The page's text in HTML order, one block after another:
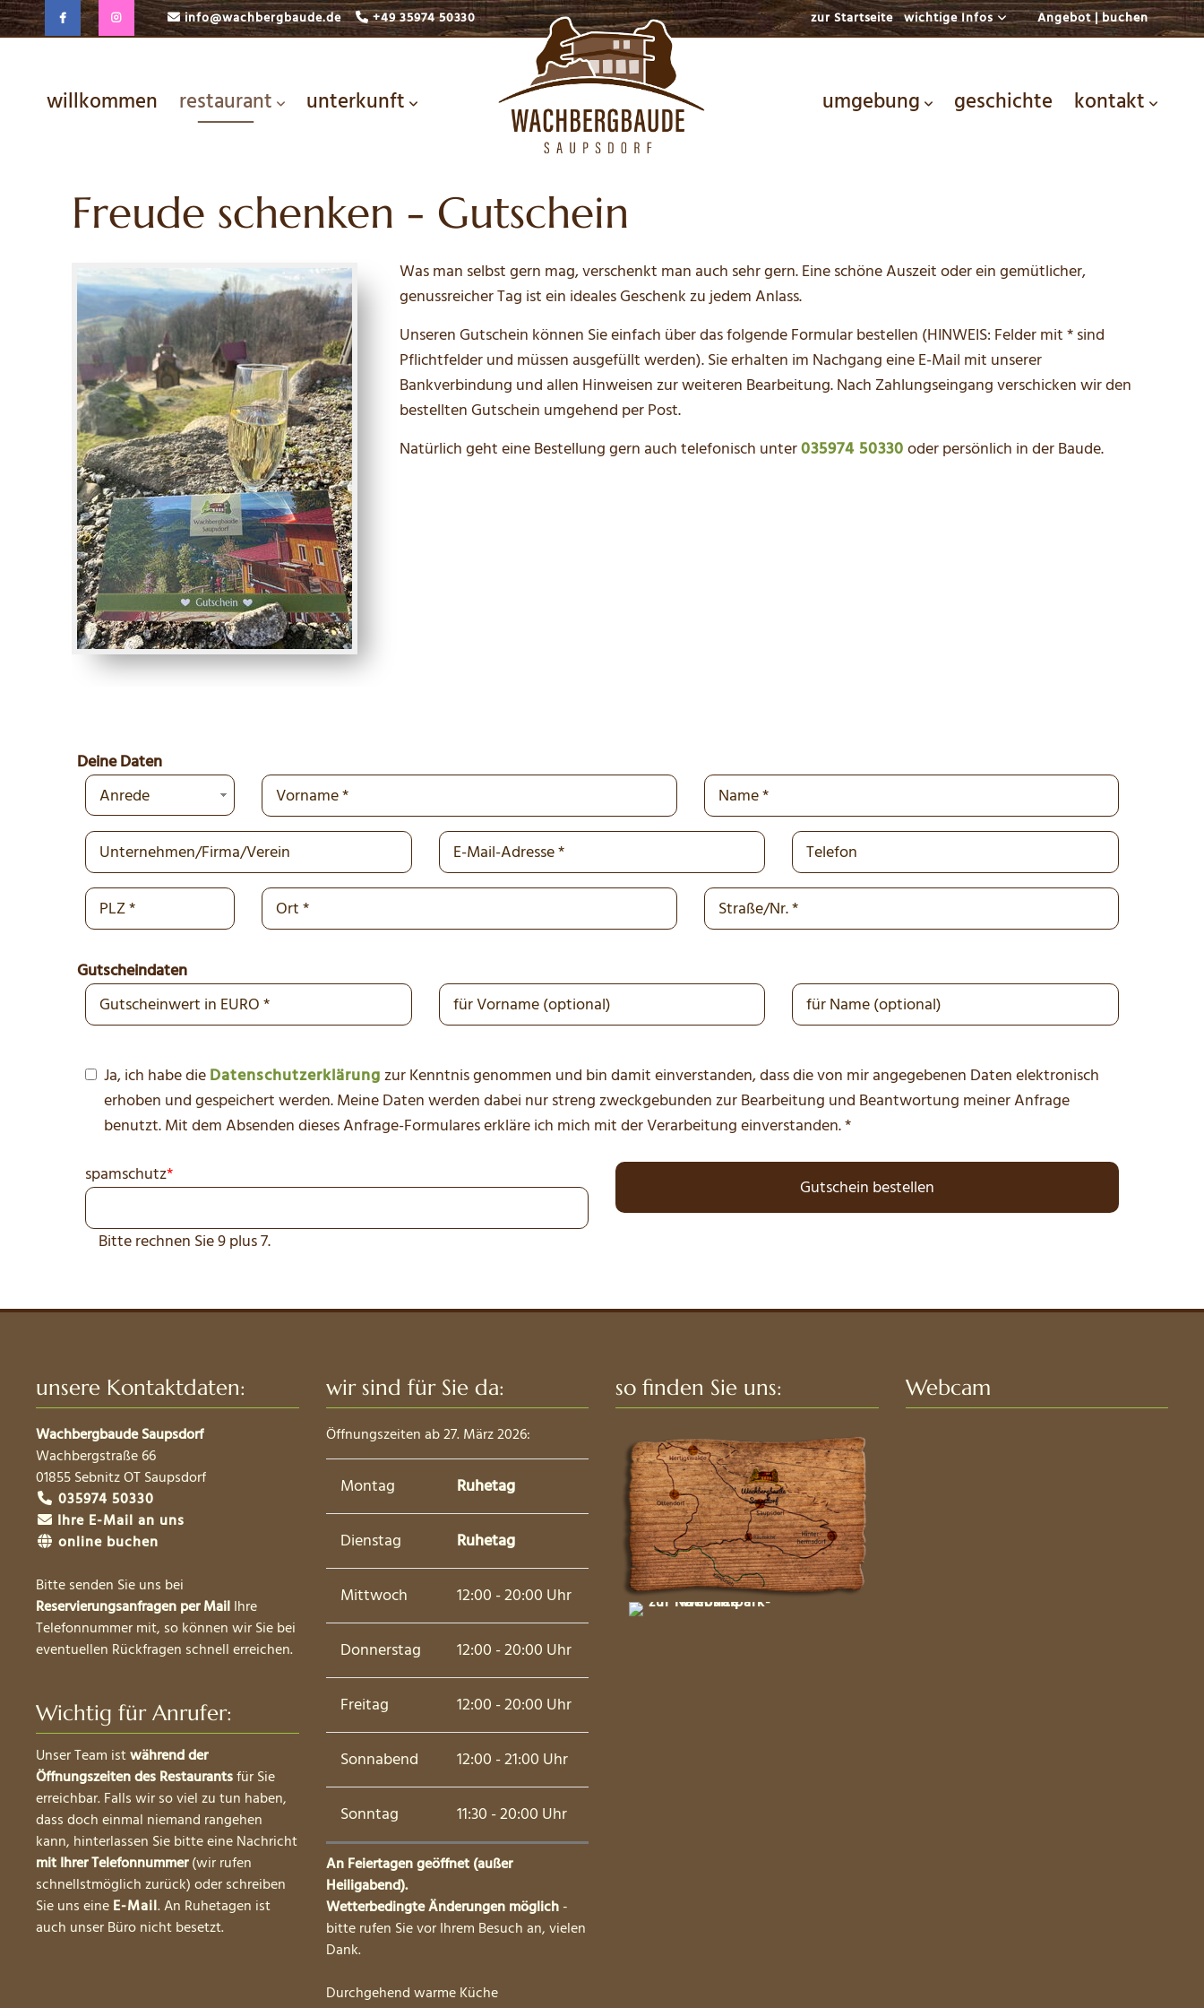
info@wachbergbaude.de +49 35974 50330 zur Startseite wichtige Infos Angebot | buchen
willkommen restaurant unterkunft umgebung geschichte kontakt
Freude schenken - Gutschein
Was man selbst gern mag, verschenkt man auch sehr gern. Eine schöne Auszeit oder ein gemütlicher,
genussreicher Tag ist ein ideales Geschenk zu jedem Anlass.
Unseren Gutschein können Sie einfach über das folgende Formular bestellen (HINWEIS: Felder mit * sind
Pflichtfelder und müssen ausgefüllt werden). Sie erhalten im Nachgang eine E-Mail mit unserer
Bankverbindung und allen Hinweisen zur weiteren Bearbeitung. Nach Zahlungseingang verschicken wir den
bestellten Gutschein umgehend per Post.
Natürlich geht eine Bestellung gern auch telefonisch unter035974 50330 oder persönlich in der Baude.
Deine Daten
Gutscheindaten
Ja, ich habe die Datenschutzerklärung zur Kenntnis genommen und bin damit einverstanden, dass die von mir angegebenen Daten elektronisch
erhoben und gespeichert werden. Meine Daten werden dabei nur streng zweckgebunden zur Bearbeitung und Beantwortung meiner Anfrage
benutzt. Mit dem Absenden dieses Anfrage-Formulares erkläre ich mich mit der Verarbeitung einverstanden. *
spamschutz*
Bitte rechnen Sie 9 plus 7.
Gutschein bestellen
unsere Kontaktdaten:
Wachbergbaude Saupsdorf
Wachbergstraße 66
01855 Sebnitz OT Saupsdorf
035974 50330
Ihre E-Mail an uns
online buchen
Bitte senden Sie uns bei
Reservierungsanfragen per Mail Ihre
Telefonnummer mit, so können wir Sie bei
eventuellen Rückfragen schnell erreichen.
Wichtig für Anrufer:
Unser Team istwährend der
Öffnungszeiten des Restaurantsfür Sie
erreichbar. Falls wir so viel zu tun haben,
dass doch einmal niemand rangehen
kann, hinterlassen Sie bitte eine Nachricht
mit Ihrer Telefonnummer(wir rufen
schnellstmöglich zurück) oder schreiben
Sie uns eine E-Mail. An Ruhetagen ist
auch unser Büro nicht besetzt.
wir sind für Sie da:
Öffnungszeiten ab 27. März 2026:
Montag Ruhetag
Dienstag Ruhetag
Mittwoch 12:00 - 20:00 Uhr
Donnerstag 12:00 - 20:00 Uhr
Freitag 12:00 - 20:00 Uhr
Sonnabend 12:00 - 21:00 Uhr
Sonntag 11:30 - 20:00 Uhr
An Feiertagen geöffnet (außer
Heiligabend).
Wetterbedingte Änderungen möglich-
bitte rufen Sie vor Ihrem Besuch an, vielen
Dank.
Durchgehend warme Küche
so finden Sie uns: Webcam